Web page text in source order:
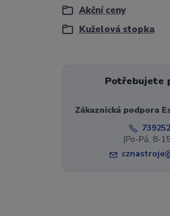
Akční ceny
Kuželová stopka
Potřebujete
Zákaznická podpora
(Po-Pá, 8-